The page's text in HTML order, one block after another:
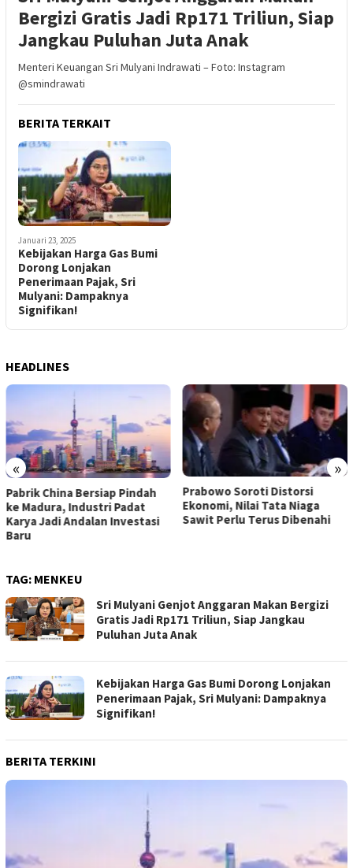
Bergizi Gratis Jadi Rp171 Triliun, Siap
Jangkau Puluhan Juta Anak
Menteri Keuangan Sri Mulyani Indrawati – Foto: Instagram
@smindrawati
BERITA TERKAIT
Januari 23, 2025
Kebijakan Harga Gas Bumi
Dorong Lonjakan
Penerimaan Pajak, Sri
Mulyani: Dampaknya
Signifikan!
HEADLINES
« »
Pabrik China Bersiap Pindah
ke Madura, Industri Padat
Karya Jadi Andalan Investasi
Baru
Prabowo Soroti Distorsi
Ekonomi, Nilai Tata Niaga
Sawit Perlu Terus Dibenahi
TAG: MENKEU
Sri Mulyani Genjot Anggaran Makan Bergizi
Gratis Jadi Rp171 Triliun, Siap Jangkau
Puluhan Juta Anak
Kebijakan Harga Gas Bumi Dorong Lonjakan
Penerimaan Pajak, Sri Mulyani: Dampaknya
Signifikan!
BERITA TERKINI